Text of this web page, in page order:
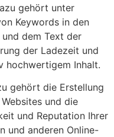
gehört unter
Keywords in den
dem Text der
der Ladezeit und
hochwertigem Inhalt.
gehört die Erstellung
und die
und Reputation Ihrer
und anderen Online-